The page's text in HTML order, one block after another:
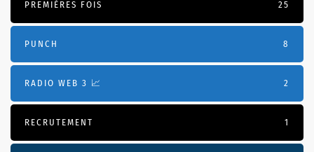
PREMIÈRES FOIS 25
PUNCH 8
RADIO WEB 3 📈 2
RECRUTEMENT 1